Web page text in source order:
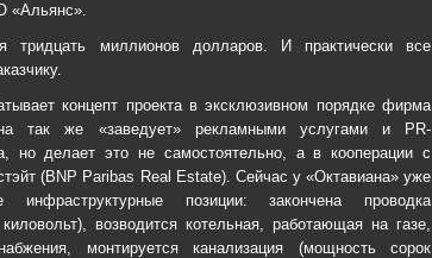
«Альянс».
тридцать миллионов долларов. И практически все
концепт проекта в эксклюзивном порядке фирма
так же «заведует» рекламными услугами и PR-
но делает это не самостоятельно, а в кооперации с
(BNP Paribas Real Estate). Сейчас у «Октавиана» уже
позиции: закончена проводка
возводится котельная, работающая на газе,
монтируется канализация (мощность сорок